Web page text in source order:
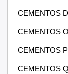
CEMENTOS
CEMENTOS
CEMENTOS
CEMENTOS